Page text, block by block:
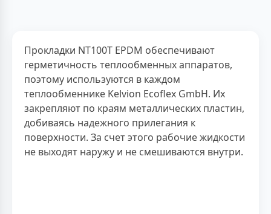
Прокладки NT100T EPDM обеспечивают
герметичность теплообменных аппаратов,
поэтому используются в каждом
теплообменнике Kelvion Ecoflex GmbH. Их
закрепляют по краям металлических пластин,
добиваясь надежного прилегания к
поверхности. За счет этого рабочие жидкости
не выходят наружу и не смешиваются внутри.